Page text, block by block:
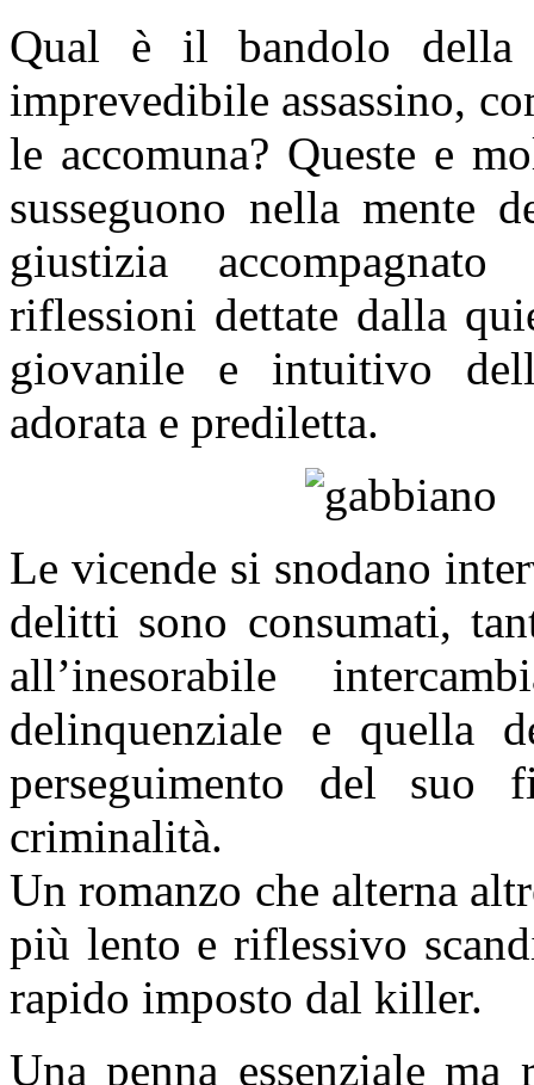
Qual è il bandolo della
imprevedibile assassino,
le accomuna? Queste e
susseguono nella mente
giustizia
riflessioni dettate dalla
giovanile e intuitivo
adorata e prediletta.
Le vicende si snodano
delitti sono consumati,
all’inesorabile
delinquenziale e quella
perseguimento del
criminalità.
Un romanzo che alterna
più lento e riflessivo
rapido imposto dal killer.
Una penna essenziale ma